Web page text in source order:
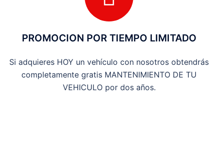
PROMOCION POR TIEMPO LIMITADO
Si adquieres HOY un vehículo con nosotros obtendrás
completamente gratis MANTENIMIENTO DE TU
VEHICULO por dos años.